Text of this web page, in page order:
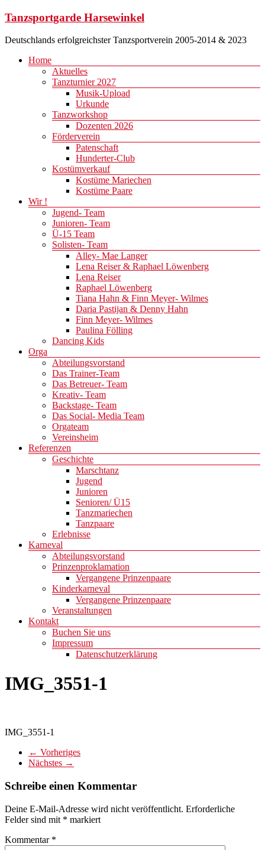
Zum
springen
Tanzsportgarde Harsewinkel
Deutschlands erfolgreichster Tanzsportverein 2005-2014 & 2023
Menü
Home
Aktuelles
Tanzturnier 2027
Musik-Upload
Urkunde
Tanzworkshop
Dozenten 2026
Förderverein
Patenschaft
Hunderter-Club
Kostümverkauf
Kostüme Mariechen
Kostüme Paare
Wir !
Jugend- Team
Junioren- Team
Ü-15 Team
Solisten- Team
Alley- Mae Langer
Lena Reiser & Raphael Löwenberg
Lena Reiser
Raphael Löwenberg
Tiana Hahn & Finn Meyer- Wilmes
Daria Pastijan & Denny Hahn
Finn Meyer- Wilmes
Paulina Fölling
Dancing Kids
Orga
Abteilungsvorstand
Das Trainer-Team
Das Betreuer- Team
Kreativ- Team
Backstage- Team
Das Social- Media Team
Orgateam
Vereinsheim
Referenzen
Geschichte
Marschtanz
Jugend
Junioren
Senioren/ Ü15
Tanzmariechen
Tanzpaare
Erlebnisse
Karneval
Abteilungsvorstand
Prinzenproklamation
Vergangene Prinzenpaare
Kinderkarneval
Vergangene Prinzenpaare
Veranstaltungen
Kontakt
Buchen Sie uns
Impressum
Datenschutzerklärung
IMG_3551-1
IMG_3551-1
← Vorheriges
Nächstes →
Schreibe einen Kommentar
Deine E-Mail-Adresse wird nicht veröffentlicht. Erforderliche
Felder sind mit * markiert
Kommentar *